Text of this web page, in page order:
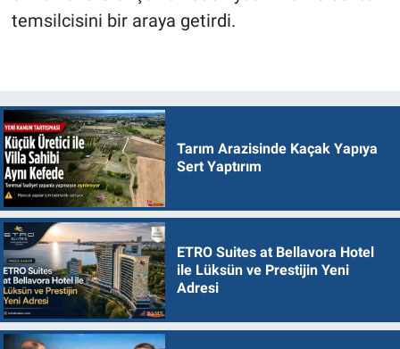
temsilcisini bir araya getirdi.
Tarım Arazisinde Kaçak Yapıya
Sert Yaptırım
ETRO Suites at Bellavora Hotel
ile Lüksün ve Prestijin Yeni
Adresi